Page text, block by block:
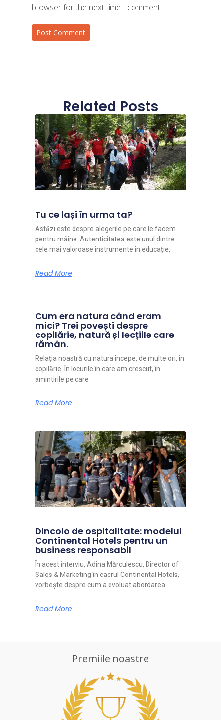
browser for the next time I comment.
Related Posts
Tu ce lași în urma ta?
Astăzi este despre alegerile pe care le facem
pentru mâine. Autenticitatea este unul dintre
cele mai valoroase instrumente în educație,
Read More
Cum era natura când eram
mici? Trei povești despre
copilărie, natură și lecțiile care
rămân.
Relația noastră cu natura începe, de multe ori, în
copilărie. În locurile în care am crescut, în
amintirile pe care
Read More
Dincolo de ospitalitate: modelul
Continental Hotels pentru un
business responsabil
În acest interviu, Adina Mărculescu, Director of
Sales & Marketing în cadrul Continental Hotels,
vorbește despre cum a evoluat abordarea
Read More
Premiile noastre